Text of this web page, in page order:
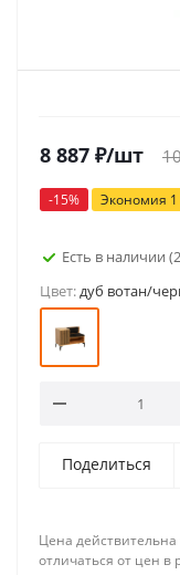
8 887 ₽/шт
-15% Экономия
Есть в наличии
Цвет:дуб вотан/
Поделиться
Цена
отличаться от цен в